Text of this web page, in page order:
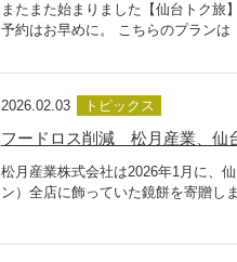
またまた始まりました【仙台トク旅
予約はお早めに。 こちらのプラン
2026.02.03 トピックス
フードロス削減 松月産業、仙
松月産業株式会社は2026年1月に、
ン）全店に飾っていた鏡餅を寄贈し